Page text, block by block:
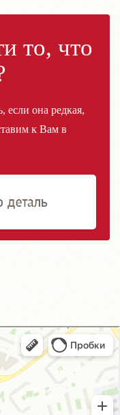
то, что
если она редкая,
к Вам в